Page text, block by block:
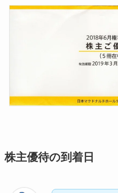
株主優待の到着日